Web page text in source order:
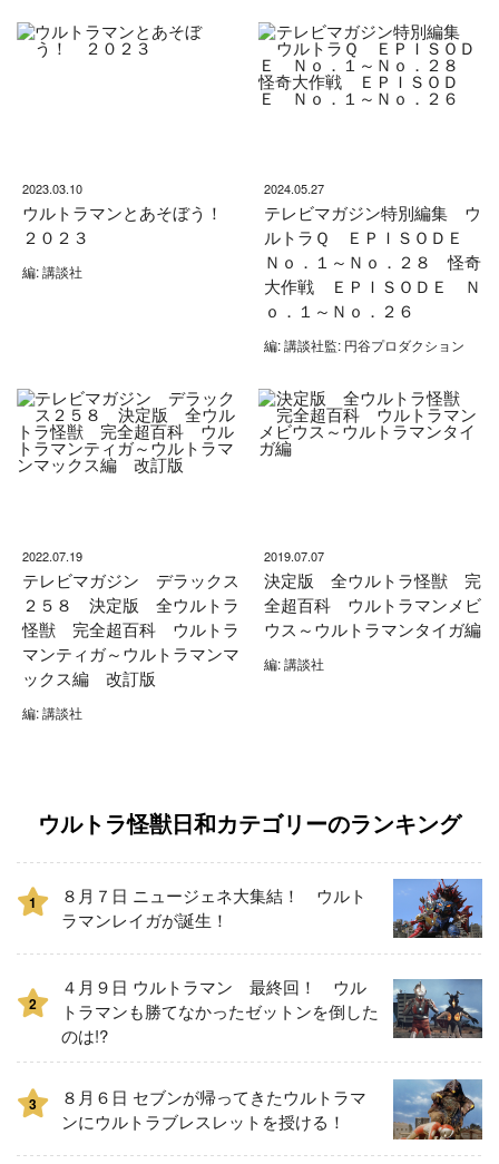
2023.03.10
ウルトラマンとあそぼう！
２０２３
編: 講談社
2024.05.27
テレビマガジン特別編集 ウ
ルトラＱ ＥＰＩＳＯＤＥ
Ｎｏ．１～Ｎｏ．２８ 怪奇
大作戦 ＥＰＩＳＯＤＥ Ｎ
ｏ．１～Ｎｏ．２６
編: 講談社監: 円谷プロダクション
2022.07.19
テレビマガジン デラックス
２５８ 決定版 全ウルトラ
怪獣 完全超百科 ウルトラ
マンティガ～ウルトラマンマ
ックス編 改訂版
編: 講談社
2019.07.07
決定版 全ウルトラ怪獣 完
全超百科 ウルトラマンメビ
ウス～ウルトラマンタイガ編
編: 講談社
ウルトラ怪獣日和カテゴリーのランキング
1
８月７日 ニュージェネ大集結！ ウルト
ラマンレイガが誕生！
2
４月９日 ウルトラマン 最終回！ ウル
トラマンも勝てなかったゼットンを倒した
のは!?
3
８月６日 セブンが帰ってきたウルトラマ
ンにウルトラブレスレットを授ける！